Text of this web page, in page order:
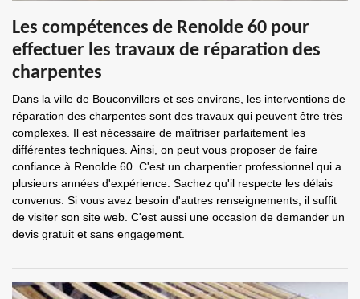
Les compétences de Renolde 60 pour
effectuer les travaux de réparation des
charpentes
Dans la ville de Bouconvillers et ses environs, les interventions de
réparation des charpentes sont des travaux qui peuvent être très
complexes. Il est nécessaire de maîtriser parfaitement les
différentes techniques. Ainsi, on peut vous proposer de faire
confiance à Renolde 60. C'est un charpentier professionnel qui a
plusieurs années d'expérience. Sachez qu'il respecte les délais
convenus. Si vous avez besoin d'autres renseignements, il suffit
de visiter son site web. C'est aussi une occasion de demander un
devis gratuit et sans engagement.